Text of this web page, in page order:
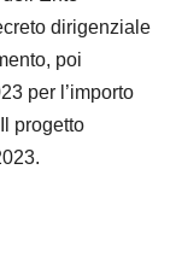
dirigenziale
poi
per l’importo
progetto